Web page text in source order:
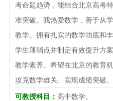
考命题趋势，能结合北京高考
准突破。我热爱数学，善于从
教学。拥有扎实的数学功底和
学生薄弱点并制定有效提升方
教学素养。希望在北京的教育
攻克数学难关、实现成绩突破。
可教授科目：高中数学。